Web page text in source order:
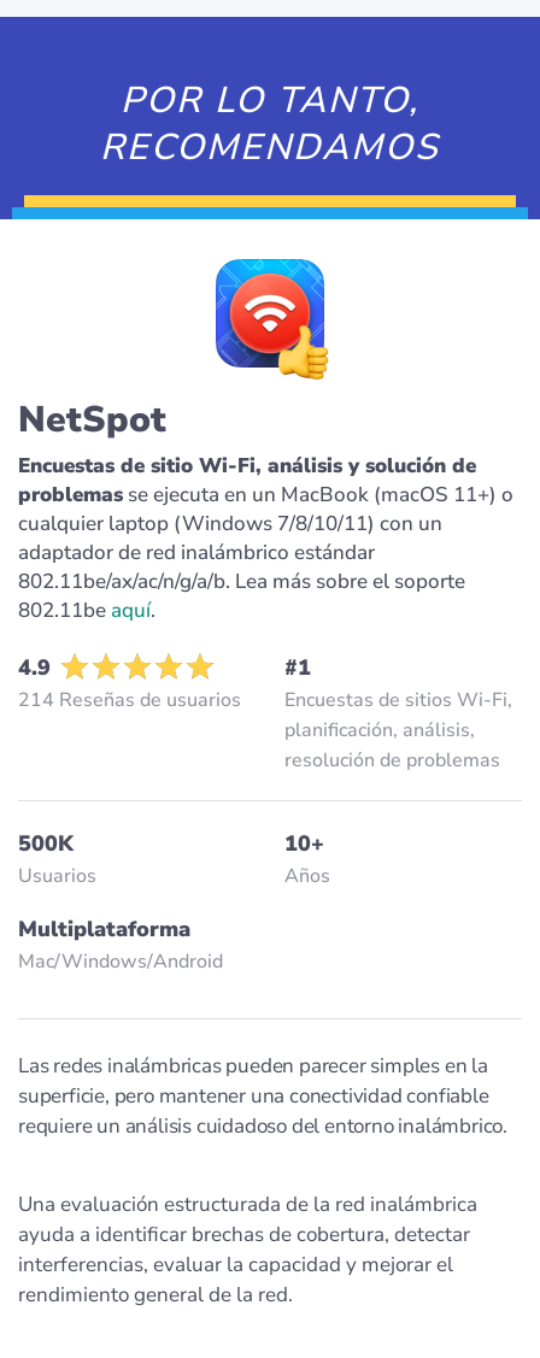
POR LO TANTO,
RECOMENDAMOS
NetSpot
Encuestas de sitio Wi-Fi, análisis y solución de
problemas se ejecuta en un MacBook (macOS 11+) o
cualquier laptop (Windows 7/8/10/11) con un
adaptador de red inalámbrico estándar
802.11be/ax/ac/n/g/a/b. Lea más sobre el soporte
802.11be aquí.
4.9
214 Reseñas de usuarios
#1
Encuestas de sitios Wi-Fi,
planificación, análisis,
resolución de problemas
500K
Usuarios
10+
Años
Multiplataforma
Mac/Windows/Аndroid
Las redes inalámbricas pueden parecer simples en la
superficie, pero mantener una conectividad confiable
requiere un análisis cuidadoso del entorno inalámbrico.
Una evaluación estructurada de la red inalámbrica
ayuda a identificar brechas de cobertura, detectar
interferencias, evaluar la capacidad y mejorar el
rendimiento general de la red.